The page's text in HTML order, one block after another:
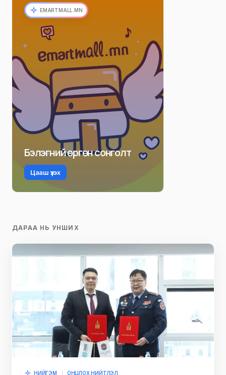
EMARTMALL.MN
Бэлэгний өргөн сонголт
Цааш үзэх
ДАРАА НЬ УНШИХ
НИЙГЭМ ОНЦЛОХ НИЙТЛЭЛ